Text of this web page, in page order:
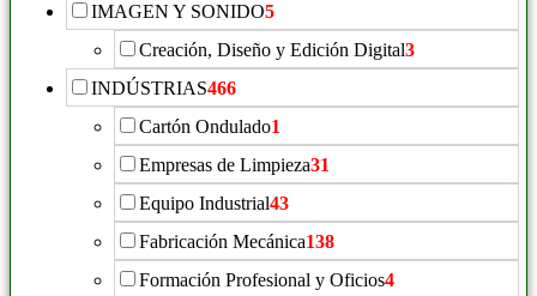
IMAGEN Y SONIDO5
Creación, Diseño y Edición Digital3
INDÚSTRIAS466
Cartón Ondulado1
Empresas de Limpieza31
Equipo Industrial43
Fabricación Mecánica138
Formación Profesional y Oficios4